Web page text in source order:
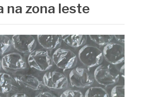
na zona leste